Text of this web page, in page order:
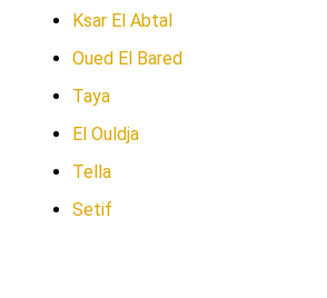
Ksar El Abtal
Oued El Bared
Taya
El Ouldja
Tella
Setif